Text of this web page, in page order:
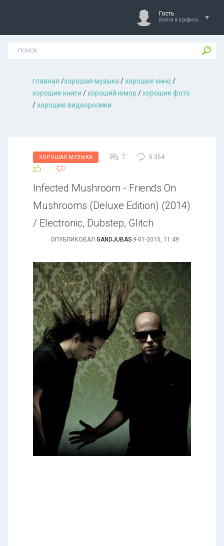
Гость
Войти в профиль
главная /хорошая музыкa /хорошее кино /
хорошие книги /хороший юмор /хорошие фото
/хорошие видеоролики
ХОРОШАЯ МУЗЫКА 7 5 354
Infected Mushroom - Friends On
Mushrooms (Deluxe Edition) (2014)
/ Electronic, Dubstep, Glitch
ОПУБЛИКОВАЛ GANDJUBAS 9-01-2015, 11:49